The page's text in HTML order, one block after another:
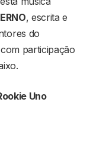
, escrita e
do
participação
Uno